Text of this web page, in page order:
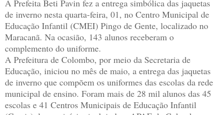
A Prefeita Beti Pavin fez a entrega simbólica das jaquetas
de inverno nesta quarta-feira, 01, no Centro Municipal de
Educação Infantil (CMEI) Pingo de Gente, localizado no
Maracanã. Na ocasião, 143 alunos receberam o
complemento do uniforme.
A Prefeitura de Colombo, por meio da Secretaria de
Educação, iniciou no mês de maio, a entrega das jaquetas
de inverno que compõem os uniformes das escolas da rede
municipal de ensino. Foram mais de 28 mil alunos das 45
escolas e 41 Centros Municipais de Educação Infantil